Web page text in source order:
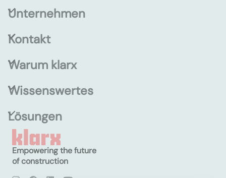
Unternehmen
Kontakt
Warum klarx
Wissenswertes
Lösungen
Empowering the future
of construction